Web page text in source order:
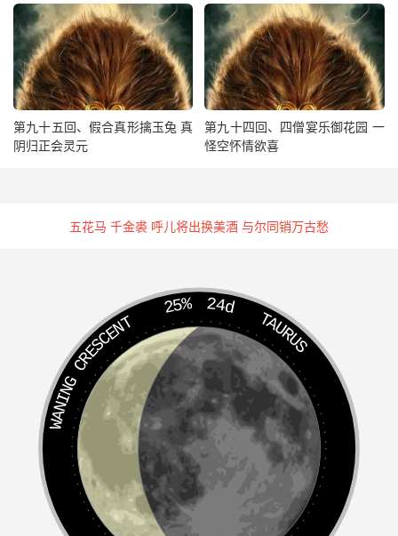
天色已晚，行者叫馆使：“收了家火，多办些油蜡，我等到
夜静时方好制药。”馆使果送若干油蜡，各命散讫。至半
夜，天街人静，万籁无声。八戒道：“哥哥，制何药？赶早
干事。我瞌睡了。”行者道：“你将大黄取一两来，碾为细
末。”沙僧乃道：
但恐久病虚弱，不可用此。”行者笑道：“贤弟不知，此药利
性热有毒，削坚积，荡肺腑之沉寒，通闭塞，利水谷之道
路，乃斩关夺门之将，不可轻用。”行者道：“贤弟，你也不
知，此药破结宣肠，能理心膨水胀。
快制来，我还有佐使之味辅之也。”他二人即时将二药碾细
“师兄，还用那几十味？”行者道：“不用了。”八戒道：“八百
八味，每味三斤，只用此二两，诚为起夺人了。”行者将一
个花磁盏子道：“贤弟莫讲，你拿这个盏儿，将锅脐灰刮半
盏过来。”八戒道：“要怎的？”行者道：“药内要用。”沙僧
第九十五回、假合真形擒玉兔 真
阴归正会灵元
第九十四回、四僧宴乐御花园 一
怪空怀情欲喜
五花马 千金裘 呼儿将出换美酒 与尔同销万古愁
25% 24d
TAURUS
WANING CRESCENT